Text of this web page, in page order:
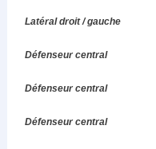
Latéral droit / gauche
Défenseur central
Défenseur central
Défenseur central